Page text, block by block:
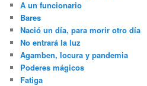
A un funcionario
Bares
Nació un día, para morir otro día
No entrará la luz
Agamben, locura y pandemia
Poderes mágicos
Fatiga